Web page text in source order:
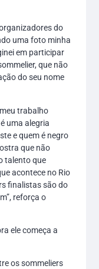
do
uma foto minha
em participar
que não
do seu nome
trabalho
uma alegria
e quem é negro
que não
talento que
acontece no Rio
finalistas são do
reforça o
ele começa a
os sommeliers